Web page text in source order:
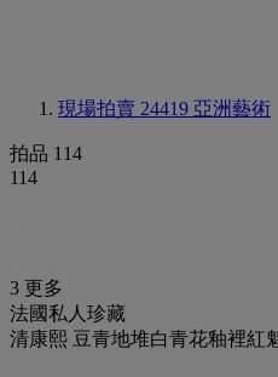
現場拍賣 24419 亞洲藝術
拍品 114
114
3 更多
法國私人珍藏
清康熙 豆青地堆白青花釉裡紅